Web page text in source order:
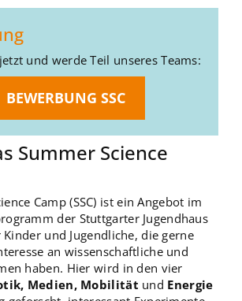
und werde Teil unseres Teams:
BEWERBUNG SSC
Summer Science
Camp (SSC) ist ein Angebot im
der Stuttgarter Jugendhaus
und Jugendliche, die gerne
an wissenschaftliche und
haben. Hier wird in den vier
Medien, Mobilität und Energie